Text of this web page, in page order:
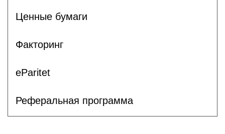
Ценные бумаги
Факторинг
eParitet
Реферальная программа